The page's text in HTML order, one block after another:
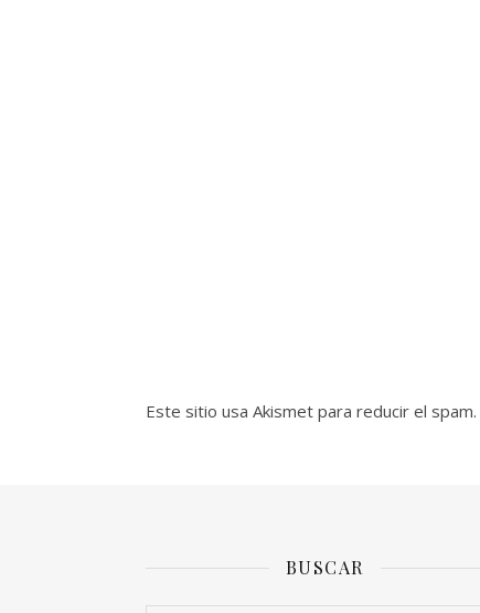
Este sitio usa Akismet para reducir el spam.
BUSCAR